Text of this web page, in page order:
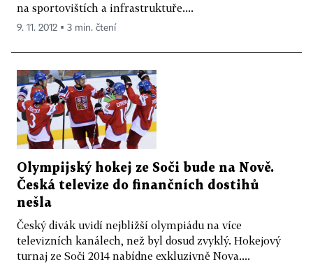
na sportovištích a infrastruktuře....
9. 11. 2012 ▪ 3 min. čtení
Olympijský hokej ze Soči bude na Nově.
Česká televize do finančních dostihů
nešla
Český divák uvidí nejbližší olympiádu na více
televizních kanálech, než byl dosud zvyklý. Hokejový
turnaj ze Soči 2014 nabídne exkluzivně Nova....